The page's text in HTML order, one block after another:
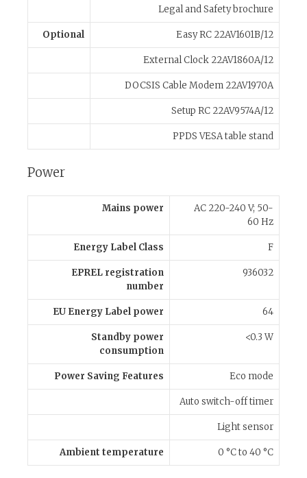
Legal and Safety brochure
Optional Easy RC 22AV1601B/12
External Clock 22AV1860A/12
DOCSIS Cable Modem 22AV1970A
Setup RC 22AV9574A/12
PPDS VESA table stand
Power
Mains power
AC 220-240 V; 50-
60 Hz
Energy Label Class F
EPREL registration
number
936032
EU Energy Label power 64
Standby power
consumption
<0.3 W
Power Saving Features Eco mode
Auto switch-off timer
Light sensor
Ambient temperature 0 °C to 40 °C